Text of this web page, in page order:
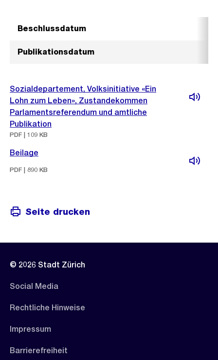
Beschlussdatum
Publikationsdatum
Sozialdepartement, Volksinitiative «Ein
Lohn zum Leben», Zustandekommen
Parlamentsreferendum und amtliche
Publikation
PDF | 109 KB
Beilage
PDF | 890 KB
Seite drucken
© 2026 Stadt Zürich
Social Media
Rechtliche Hinweise
Impressum
Barrierefreiheit